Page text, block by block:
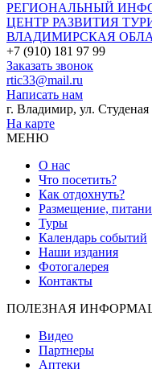
РЕГИОНАЛЬНЫЙ
ЦЕНТР РАЗВИТИЯ
ВЛАДИМИРСКАЯ
+7 (910) 181 97 99
Заказать звонок
rtic33@mail.ru
Написать нам
г. Владимир, ул.
На карте
МЕНЮ
О нас
Что посетить?
Как отдохнуть?
Размещение,
Туры
Календарь событий
Наши издания
Фотогалерея
Контакты
ПОЛЕЗНАЯ
Видео
Партнеры
Аптеки